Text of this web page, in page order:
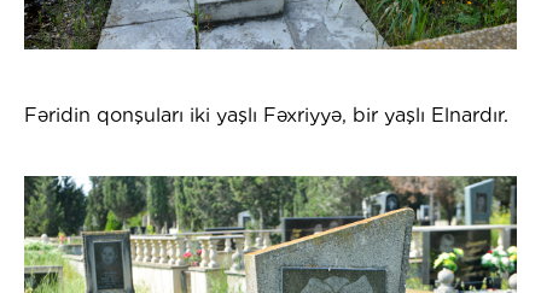
Fəridin qonşuları iki yaşlı Fəxriyyə, bir yaşlı Elnardır.